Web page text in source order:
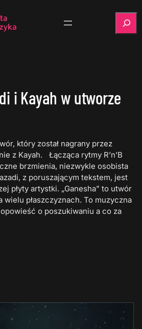
i Kayah w utworze
który został nagrany przez
z Kayah. Łącząca rytmy R’n’B
brzmienia, niezwykle osobista
z poruszającym tekstem, jest
płyty artystki. „Ganesha” to utwór
wielu płaszczyznach. To muzyczna
o poszukiwaniu a co za